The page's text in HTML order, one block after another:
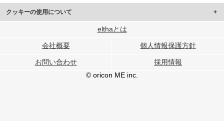
クッキーの使用について
このサイトでは Cookie を使用して、ユーザーに合わせたコンテンツや広告の
行っています。
メディアや広告配信、データ解析の各パートナーに提供しています。
各パートナーは、この情報とユーザーが各パートナーに提供した他の情報や、
ユーザーが各パートナーのサービスを使用したときに収集した他の情報を組み
elthaとは
会社概要 個人情報保護方針
お問い合わせ
採用情報
© oricon ME inc.